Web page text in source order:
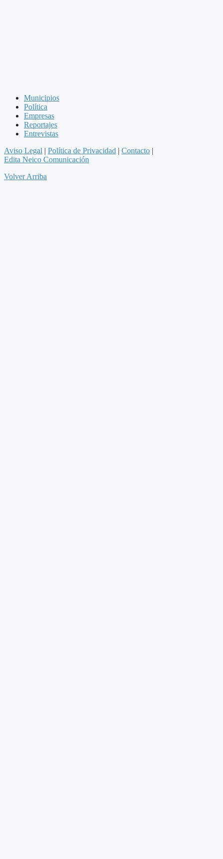
Municipios
Política
Empresas
Reportajes
Entrevistas
Aviso Legal | Política de Privacidad | Contacto |
Edita Neico Comunicación
Volver Arriba